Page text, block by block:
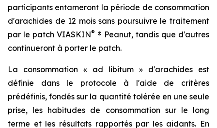
participants entameront la période de consommation
d'arachides de 12 mois sans poursuivre le traitement
par le patch VIASKIN® ® Peanut, tandis que d'autres
continueront à porter le patch.
La consommation « ad libitum » d'arachides est
définie dans le protocole à l'aide de critères
prédéfinis, fondés sur la quantité tolérée en une seule
prise, les habitudes de consommation sur le long
terme et les résultats rapportés par les aidants. En